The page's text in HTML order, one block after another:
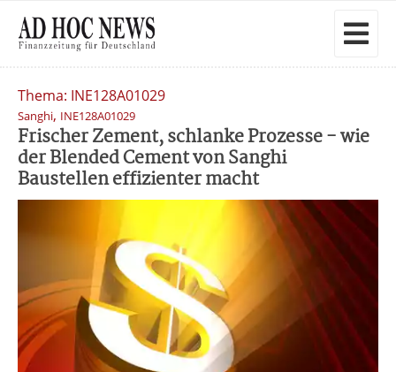
Thema: INE128A01029
Sanghi, INE128A01029
Frischer Zement, schlanke Prozesse - wie
der Blended Cement von Sanghi
Baustellen effizienter macht